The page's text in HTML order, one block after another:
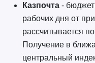
Казпочта-
рабочих дня от
рассчитывается
Получение в
центральный